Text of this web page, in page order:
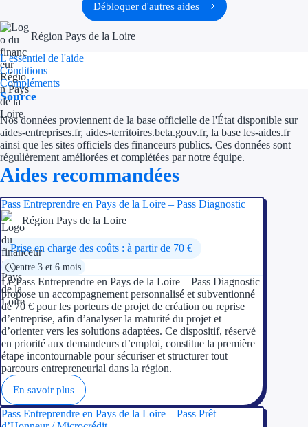
Aides Région
Aides Région
Couvertures
Aides Européennes
Nos tarifs
Recherche autonome
Accompagnement
Ressources
Débloquer d'autres aides
Région Pays de la Loire
L'essentiel de l'aide
Conditions
Compléments
Source
Nos données proviennent de la base officielle de l'État disponible sur
aides-entreprises.fr, aides-territoires.beta.gouv.fr, la base les-aides.fr
ainsi que les sites officiels des financeurs publics. Ces données sont
régulièrement améliorées et complétées par notre équipe.
Aides recommandées
Pass Entreprendre en Pays de la Loire – Pass Diagnostic
Région Pays de la Loire
Prise en charge des coûts : à partir de 70 €
entre 3 et 6 mois
Le Pass Entreprendre en Pays de la Loire – Pass Diagnostic
propose un accompagnement personnalisé et subventionné
de 70 € pour les porteurs de projet de création ou reprise
d’entreprise, afin d’analyser la maturité du projet et
d’orienter vers les solutions adaptées. Ce dispositif, réservé
en priorité aux demandeurs d’emploi, constitue la première
étape incontournable pour sécuriser et structurer tout
parcours entrepreneurial dans la région.
En savoir plus
Pass Entreprendre en Pays de la Loire – Pass Prêt